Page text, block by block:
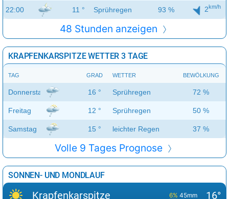
22:00 11 ° Sprühregen 93 % 2km/h
48 Stunden anzeigen
KRAPFENKARSPITZE WETTER 3 TAGE
TAG GRAD WETTER BEWÖLKUNG
Donnerstag 16 ° Sprühregen 72 %
Freitag 12 ° Sprühregen 50 %
Samstag 15 ° leichter Regen 37 %
Volle 9 Tages Prognose
SONNEN- UND MONDLAUF
Krapfenkarspitze 6% 45mm 16°